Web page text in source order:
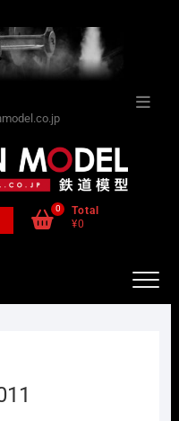
0
Total
¥0